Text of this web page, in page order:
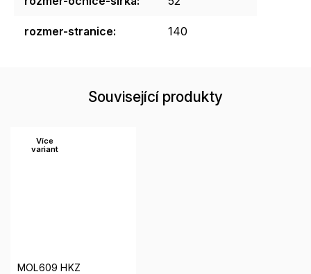
rozmer-stranice: 140
Související produkty
Více
variant
MOL609 HKZ